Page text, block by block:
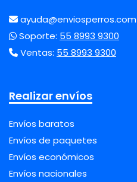
ayuda@enviosperros.com
Soporte: 55 8993 9300
Ventas: 55 8993 9300
Realizar envíos
Envíos baratos
Envíos de paquetes
Envíos económicos
Envíos nacionales